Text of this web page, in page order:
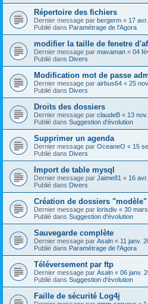
Répertoire des fichiers
Dernier message par bergerm « 17
Publié dans Paramétrage de l'Agora
modifier la taille de fenetre
Dernier message par mavaman « 04
Publié dans Divers
Modification mot de passe
Dernier message par airbus64 « 25
Publié dans Divers
Droits des dossiers
Dernier message par claudeB « 13
Publié dans Suggestion d'évolution
Supprimer un agenda
Dernier message par OceaneO « 15
Publié dans Divers
Import de table mysql
Dernier message par Jaime81 « 16
Publié dans Divers
Création de dossiers "modèle"
Dernier message par lorisdiv « 30
Publié dans Suggestion d'évolution
Sauvegarde complète
Dernier message par Asaln « 11 janv.
Publié dans Paramétrage de l'Agora
Téléversement par ftp
Dernier message par Asaln « 06 janv.
Publié dans Suggestion d'évolution
Faille de sécurité Log4j